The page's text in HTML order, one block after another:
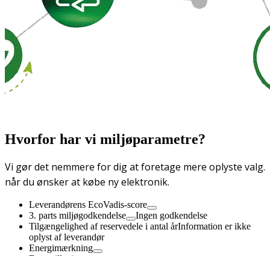
Hvorfor har vi miljøparametre?
Vi gør det nemmere for dig at foretage mere oplyste valg.
når du ønsker at købe ny elektronik.
Leverandørens EcoVadis-score
3. parts miljøgodkendelse
Ingen godkendelse
Tilgængelighed af reservedele i antal årInformation er ikke
oplyst af leverandør
Energimærkning